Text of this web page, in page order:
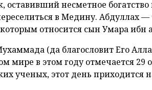
оставивший несметное
в Медину. Абдуллах —
относится сын Умара ибн
(да благословит Его
мире в этом году отмечается 29
ученых, этот день приходится